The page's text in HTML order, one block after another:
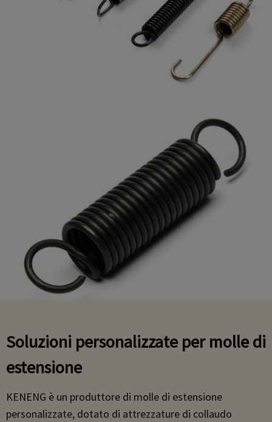
Soluzioni personalizzate per molle di
estensione
KENENG è un produttore di molle di estensione
personalizzate, dotato di attrezzature di collaudo